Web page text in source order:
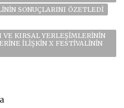
SONUÇLARINI ÖZETLEDI
VE KIRSAL YERLEŞIMLERININ
ILIŞKIN X FESTIVALININ